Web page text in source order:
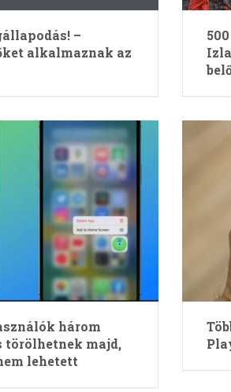
–
alkalmaznak az
három
törölhetnek majd,
lehetett